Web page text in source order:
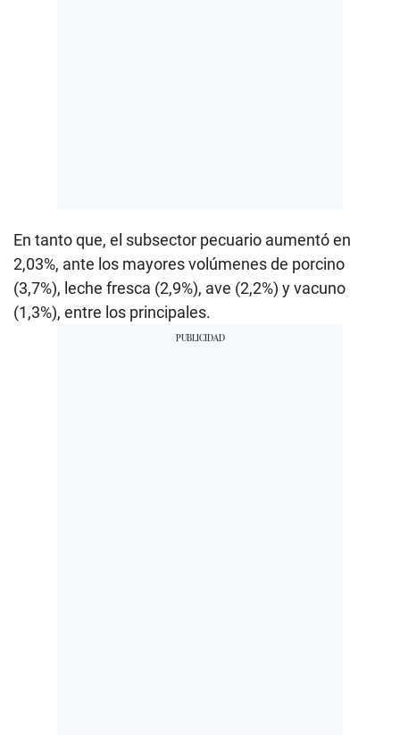
En tanto que, el subsector pecuario aumentó en
2,03%, ante los mayores volúmenes de porcino
(3,7%), leche fresca (2,9%), ave (2,2%) y vacuno
(1,3%), entre los principales.